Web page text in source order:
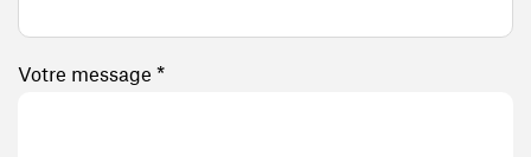
Votre message *